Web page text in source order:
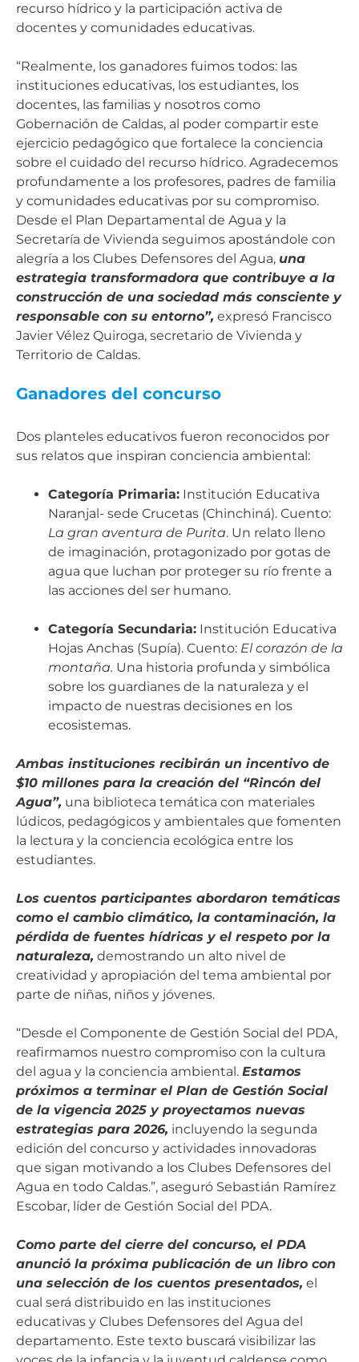
recurso hídrico y la participación activa de
docentes y comunidades educativas.
“Realmente, los ganadores fuimos todos: las
instituciones educativas, los estudiantes, los
docentes, las familias y nosotros como
Gobernación de Caldas, al poder compartir este
ejercicio pedagógico que fortalece la conciencia
sobre el cuidado del recurso hídrico. Agradecemos
profundamente a los profesores, padres de familia
y comunidades educativas por su compromiso.
Desde el Plan Departamental de Agua y la
Secretaría de Vivienda seguimos apostándole con
alegría a los Clubes Defensores del Agua, una
estrategia transformadora que contribuye a la
construcción de una sociedad más consciente y
responsable con su entorno”, expresó Francisco
Javier Vélez Quiroga, secretario de Vivienda y
Territorio de Caldas.
Ganadores del concurso
Dos planteles educativos fueron reconocidos por
sus relatos que inspiran conciencia ambiental:
Categoría Primaria: Institución Educativa
Naranjal- sede Crucetas (Chinchiná). Cuento:
La gran aventura de Purita. Un relato lleno
de imaginación, protagonizado por gotas de
agua que luchan por proteger su río frente a
las acciones del ser humano.
Categoría Secundaria: Institución Educativa
Hojas Anchas (Supía). Cuento: El corazón de la
montaña. Una historia profunda y simbólica
sobre los guardianes de la naturaleza y el
impacto de nuestras decisiones en los
ecosistemas.
Ambas instituciones recibirán un incentivo de
$10 millones para la creación del “Rincón del
Agua”, una biblioteca temática con materiales
lúdicos, pedagógicos y ambientales que fomenten
la lectura y la conciencia ecológica entre los
estudiantes.
Los cuentos participantes abordaron temáticas
como el cambio climático, la contaminación, la
pérdida de fuentes hídricas y el respeto por la
naturaleza, demostrando un alto nivel de
creatividad y apropiación del tema ambiental por
parte de niñas, niños y jóvenes.
“Desde el Componente de Gestión Social del PDA,
reafirmamos nuestro compromiso con la cultura
del agua y la conciencia ambiental. Estamos
próximos a terminar el Plan de Gestión Social
de la vigencia 2025 y proyectamos nuevas
estrategias para 2026, incluyendo la segunda
edición del concurso y actividades innovadoras
que sigan motivando a los Clubes Defensores del
Agua en todo Caldas.”, aseguró Sebastián Ramírez
Escobar, líder de Gestión Social del PDA.
Como parte del cierre del concurso, el PDA
anunció la próxima publicación de un libro con
una selección de los cuentos presentados, el
cual será distribuido en las instituciones
educativas y Clubes Defensores del Agua del
departamento. Este texto buscará visibilizar las